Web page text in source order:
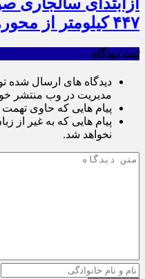
۴۴۷ کیلومتر از محورهای خراسان جنوبی
ثبت دیدگاه
دیدگاه های ارسال شده
مدیریت در وب منتشر
پیام هایی که حاوی تهمت
پیام هایی که به غیر از
نخواهد شد.